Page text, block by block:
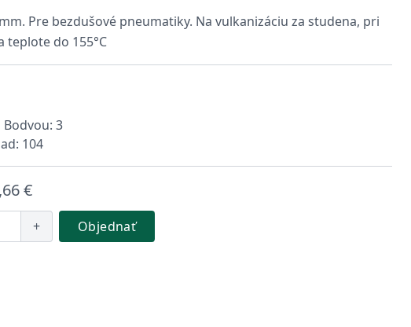
Pre bezdušové pneumatiky. Na vulkanizáciu za studena, pri
teplote do 155°C
3
104
€
+ Objednať